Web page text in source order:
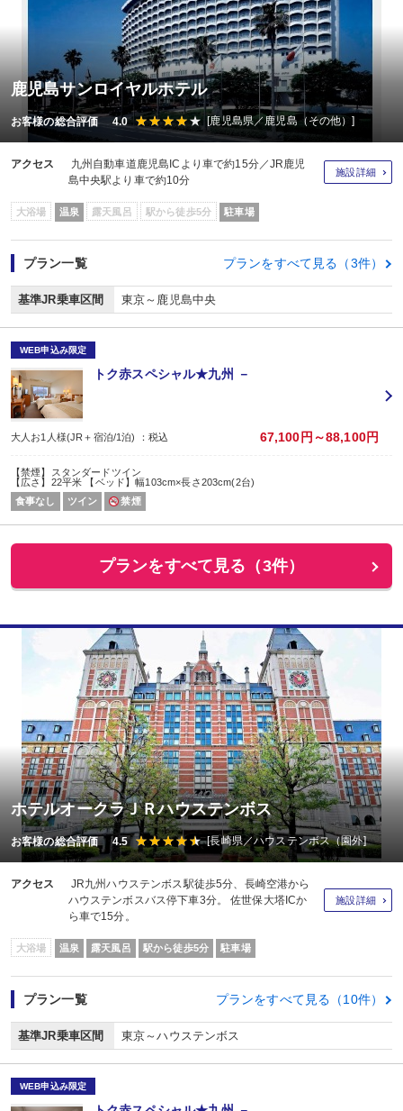
鹿児島サンロイヤルホテル
お客様の総合評価 4.0 [鹿児島県／鹿児島（その他）]
アクセス
九州自動車道鹿児島ICより車で約15分／JR鹿児
島中央駅より車で約10分
施設詳細
大浴場 温泉 露天風呂 駅から徒歩5分 駐車場
プラン一覧 プランをすべて見る（3件）
基準JR乗車区間 東京～鹿児島中央
WEB申込み限定
トク赤スペシャル★九州 －
大人お1人様(JR＋宿泊/1泊) ：税込 67,100円～88,100円
【禁煙】スタンダードツイン
【広さ】22平米 【ベッド】幅103cm×長さ203cm(2台)
食事なし
ツイン 禁煙
プランをすべて見る（3件）
ホテルオークラＪＲハウステンボス
お客様の総合評価 4.5 [長崎県／ハウステンボス（園外]
アクセス
JR九州ハウステンボス駅徒歩5分、長崎空港から
ハウステンボスバス停下車3分。 佐世保大塔ICか
ら車で15分。
施設詳細
大浴場 温泉 露天風呂 駅から徒歩5分 駐車場
プラン一覧 プランをすべて見る（10件）
基準JR乗車区間 東京～ハウステンボス
WEB申込み限定